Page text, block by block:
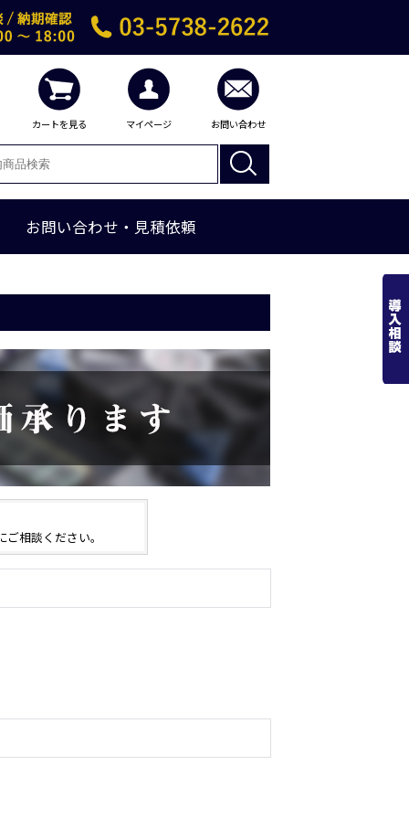
カートを見る マイページ お問い合わせ
お問い合わせ・見積依頼
相談ください。